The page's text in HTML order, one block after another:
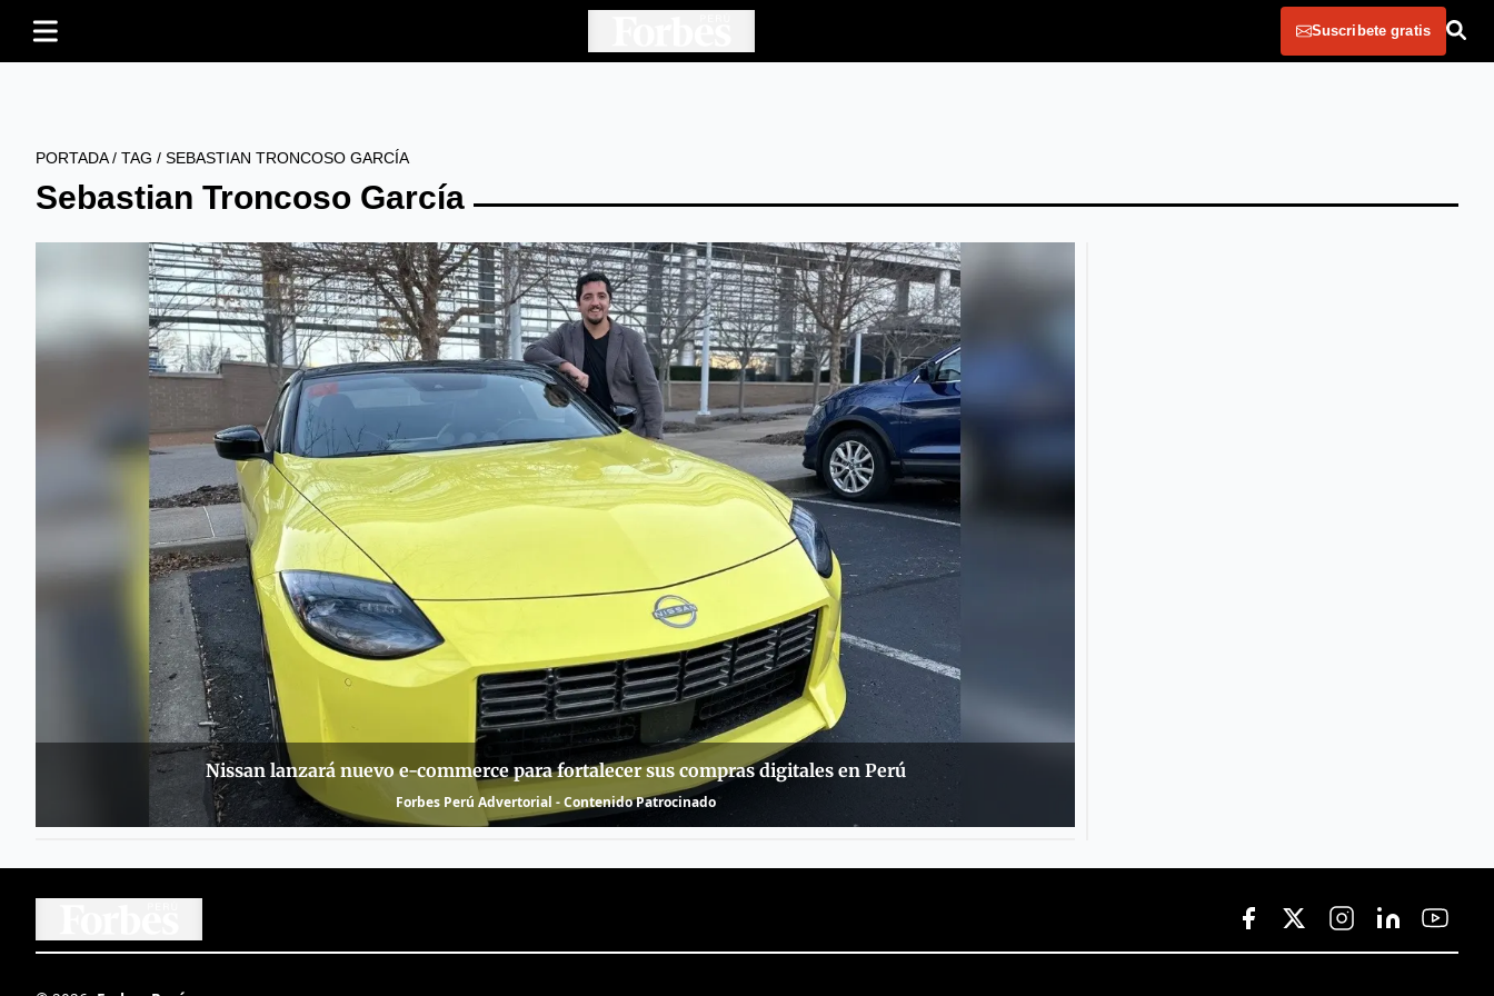
Suscribete gratis
PORTADA/ TAG / SEBASTIAN TRONCOSO GARCÍA
Sebastian Troncoso García
Nissan lanzará nuevo e-commerce para fortalecer sus compras digitales en Perú
Forbes Perú Advertorial - Contenido Patrocinado